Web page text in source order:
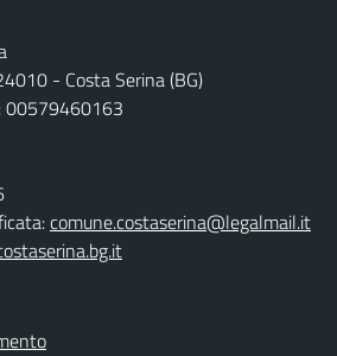
- Costa Serina (BG)
00579460163
comune.costaserina@legalmail.it